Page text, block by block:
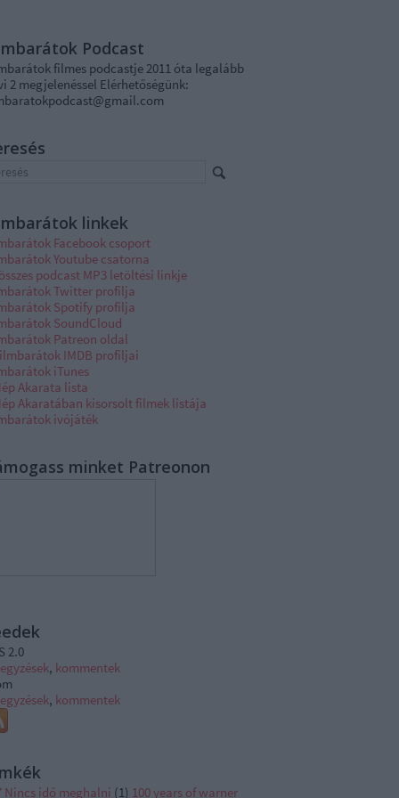
Podcast
filmes podcastje 2011 óta legalább
2 megjelenéssel Elérhetőségünk:
linkek
Facebook csoport
Youtube csatorna
podcast MP3 letöltési linkje
Twitter profilja
Spotify profilja
SoundCloud
Patreon oldal
IMDB profiljai
iTunes
Akarata lista
Akaratában kisorsolt filmek listája
ivójáték
minket Patreonon
2.0
, kommentek
, kommentek
Nincs idő meghalni (1) 100 years of warner